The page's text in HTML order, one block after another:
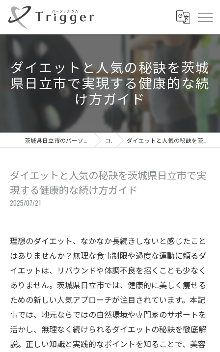
ダイエットと人気の秘訣を茨城
県日立市で実現する健康的な続
け方ガイド
コラム ダイエットと人気の秘訣を茨城県日立市で実現する健康的な続け方ガイド
ダイエットと人気の秘訣を茨城県日立市で実
現する健康的な続け方ガイド
2025/07/21
理想のダイエット、なかなか長続きしないと感じたこと
はありませんか？無理な食事制限や過度な運動に頼るダ
イエットは、リバウンドや体調不良を招くことも少なく
ありません。茨城県日立市では、健康的に美しく痩せる
ための新しい人気アプローチが注目されています。本記
事では、地元ならではの自然環境や専門家のサポートを
活かし、無理なく続けられるダイエットの秘訣を徹底解
説。正しい知識と実践的なポイントを知ることで、美容